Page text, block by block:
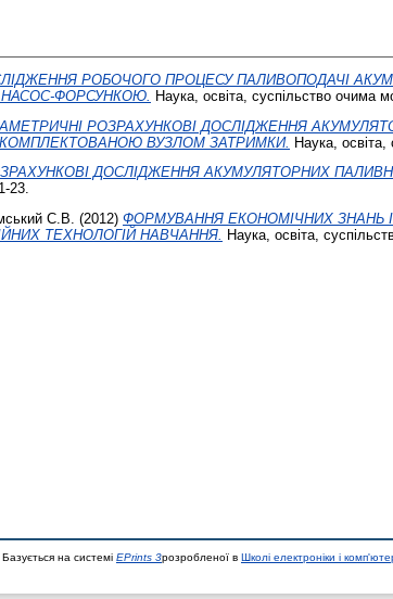
РОБОЧОГО ПРОЦЕСУ ПАЛИВОПОДАЧІ
ФОРСУНКОЮ.
Наука, освіта, суспільство очима
РОЗРАХУНКОВІ ДОСЛІДЖЕННЯ
ВУЗЛОМ ЗАТРИМКИ. Наука,
ДОСЛІДЖЕННЯ АКУМУЛЯТОРНИХ
23.
С.В. (2012) ФОРМУВАННЯ ЕКОНОМІЧНИХ ЗНАНЬ І
ТЕХНОЛОГІЙ НАВЧАННЯ. Наука, освіта,
на системі EPrints 3розробленої в Школі електроніки і